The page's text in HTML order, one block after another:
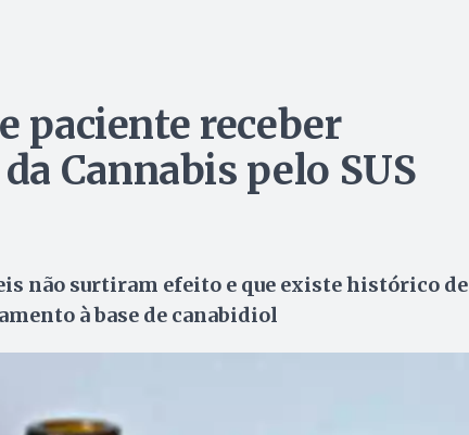
paciente receber
Cannabis pelo SUS
não surtiram efeito e que existe histórico de
à base de canabidiol